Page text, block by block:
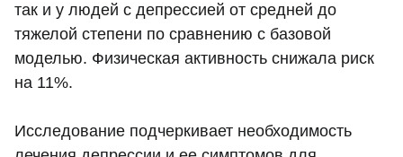
так и у людей с депрессией от средней до
тяжелой степени по сравнению с базовой
моделью. Физическая активность снижала риск
на 11%.
Исследование подчеркивает необходимость